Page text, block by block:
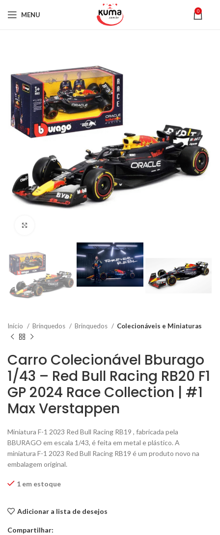
MENU 0
Início Brinquedos Brinquedos Colecionáveis e Miniaturas
Carro Colecionável Bburago
1/43 – Red Bull Racing RB20 F1
GP 2024 Race Collection | #1
Max Verstappen
Miniatura F-1 2023 Red Bull Racing RB19 , fabricada pela
BBURAGO em escala 1/43, é feita em metal e plástico. A
miniatura F-1 2023 Red Bull Racing RB19 é um produto novo na
embalagem original.
1 em estoque
Adicionar a lista de desejos
Compartilhar: